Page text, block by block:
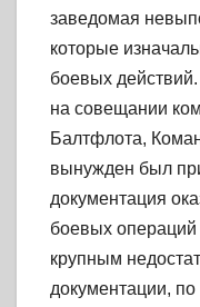
заведомая
которые
боевых
на совещании
Балтфлота,
вынужден был
документация
боевых
крупным
документации,